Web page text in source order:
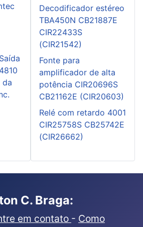
da
Decodificador estéreo
TBA450N CB21887E
CIR22433S
(CIR21542)
Fonte para
amplificador de alta
potência CIR20696S
CB21162E (CIR20603)
Relé com retardo 4001
CIR25758S CB25742E
(CIR26662)
C. Braga:
em contato - Como